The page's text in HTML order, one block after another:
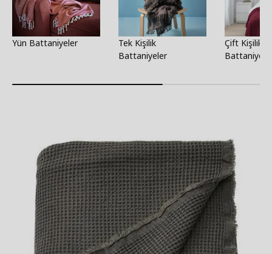
Yün Battaniyeler
Tek Kişilik
Battaniyeler
Çift Kişilik